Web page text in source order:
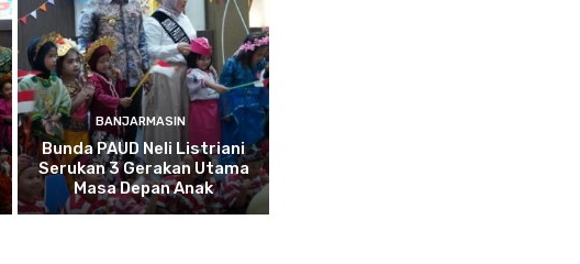
BANJARMASIN
Bunda PAUD Neli Listriani
Serukan 3 Gerakan Utama
Masa Depan Anak